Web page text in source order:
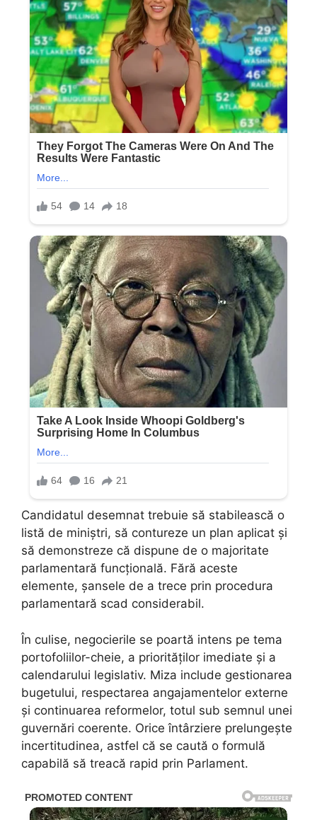
Candidatul desemnat trebuie să stabilească o
listă de miniștri, să contureze un plan aplicat și
să demonstreze că dispune de o majoritate
parlamentară funcțională. Fără aceste
elemente, șansele de a trece prin procedura
parlamentară scad considerabil.
În culise, negocierile se poartă intens pe tema
portofoliilor-cheie, a priorităților imediate și a
calendarului legislativ. Miza include gestionarea
bugetului, respectarea angajamentelor externe
și continuarea reformelor, totul sub semnul unei
guvernări coerente. Orice întârziere prelungește
incertitudinea, astfel că se caută o formulă
capabilă să treacă rapid prin Parlament.